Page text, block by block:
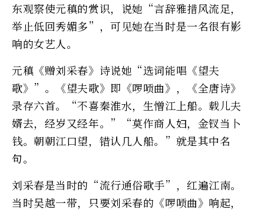
东观察使元稹的赏识，说她“言辞雅措风流足，
举止低回秀媚多”，可见她在当时是一名很有影
响的女艺人。
元稹《赠刘采春》诗说她“选词能唱《望夫
歌》”。《望夫歌》即《啰唝曲》，《全唐诗》
录存六首。“不喜秦淮水，生憎江上船。载儿夫
婿去，经岁又经年。”“莫作商人妇，金钗当卜
钱。朝朝江口望，错认几人船。”就是其中名
句。
刘采春是当时的“流行通俗歌手”，红遍江南。
当时吴越一带，只要刘采春的《啰唝曲》响起，